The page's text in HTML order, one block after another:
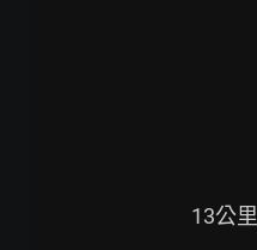
13公里